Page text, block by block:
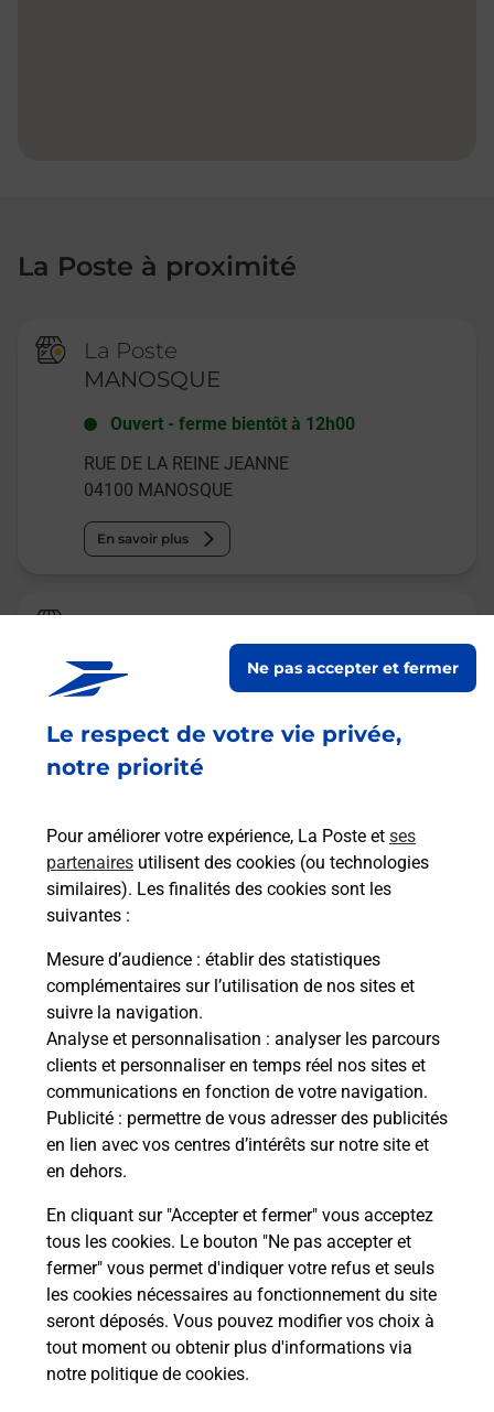
Le respect de votre vie privée,
notre priorité
Pour améliorer votre expérience, La Poste et ses
partenaires utilisent des cookies (ou technologies
similaires). Les finalités des cookies sont les
suivantes :
Mesure d’audience : établir des statistiques
complémentaires sur l’utilisation de nos sites et
suivre la navigation.
Analyse et personnalisation : analyser les parcours
clients et personnaliser en temps réel nos sites et
communications en fonction de votre navigation.
Publicité : permettre de vous adresser des publicités
en lien avec vos centres d’intérêts sur notre site et
en dehors.
En cliquant sur "Accepter et fermer" vous acceptez
tous les cookies. Le bouton "Ne pas accepter et
fermer" vous permet d'indiquer votre refus et seuls
les cookies nécessaires au fonctionnement du site
seront déposés. Vous pouvez modifier vos choix à
tout moment ou obtenir plus d'informations via
notre politique de cookies.
Ne pas accepter et fermer
La Poste à proximité
La Poste
MANOSQUE
Ouvert -ferme bientôt à 12h00
RUE DE LA REINE JEANNE
04100 MANOSQUE
En savoir plus
Relais Pickup
jusqu'à 19h00
52 RUE GRANDE
04100 MANOSQUE
Malin !
La Poste
en ligne
Ouvert 24h/24
En savoir plus
Alpes-de-Haute-Provence
MANOSQUE
CONSIGNE PICKUP ESPACE MIRABEAU